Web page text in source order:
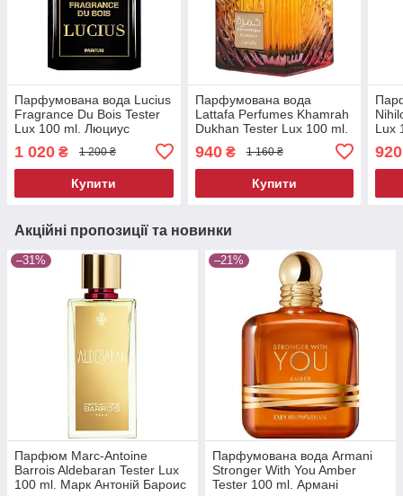
Парфумована вода Lucius
Fragrance Du Bois Tester
Lux 100 ml. Люциус
Фрагранс Дю Буа Тестер
Люкс 100 мл.
1 020 ₴ 1 200 ₴
Купити
Парфумована вода
Lattafa Perfumes Khamrah
Dukhan Tester Lux 100 ml.
Латафа Дукхан Кашемран
Тестер Люкс 100 мл.
940₴ 1 160 ₴
Купити
Lux
920
Акційні пропозиції та новинки
–31%
Парфюм Marc-Antoine
Barrois Aldebaran Tester Lux
100 ml. Марк Антоній Бароис
–21%
Парфумована вода Armani
Stronger With You Amber
Tester 100 ml. Армані